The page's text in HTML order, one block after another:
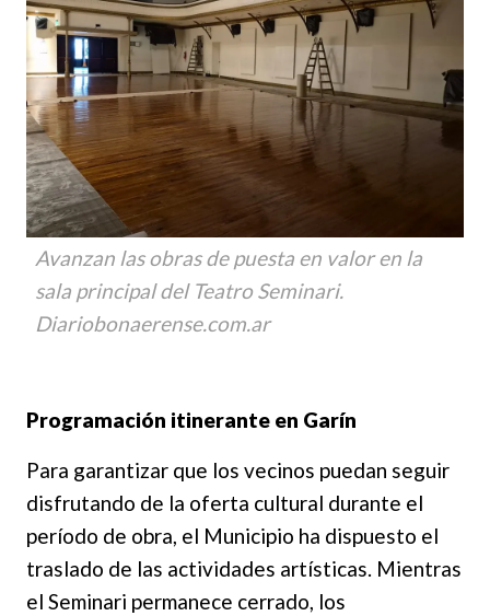
Avanzan las obras de puesta en valor en la
sala principal del Teatro Seminari.
Diariobonaerense.com.ar
Programación itinerante en Garín
Para garantizar que los vecinos puedan seguir
disfrutando de la oferta cultural durante el
período de obra, el Municipio ha dispuesto el
traslado de las actividades artísticas. Mientras
el Seminari permanece cerrado, los